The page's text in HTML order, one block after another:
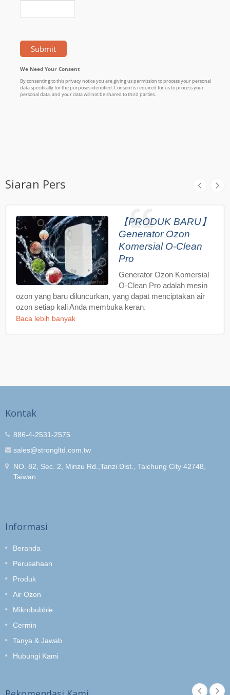
Siaran Pers
【PRODUK BARU】
Generator Ozon
Komersial O-Clean
Pro
Generator Ozon Komersial
O-Clean Pro adalah mesin
ozon yang baru diluncurkan, yang dapat menciptakan air
ozon setiap kali Anda membuka keran.
Baca lebih banyak
Kontak
886-4-2531-2575
sales@strongltd.com.tw
NO. 82, Sec. 2, Minzu Rd.,Tanzi Dist., Taichung City 42748,
Taiwan
Informasi
Beranda
Perusahaan
Produk
Air Ozon
Mikrobubble
Cermin
Tanya & Jawab
Hubungi Kami